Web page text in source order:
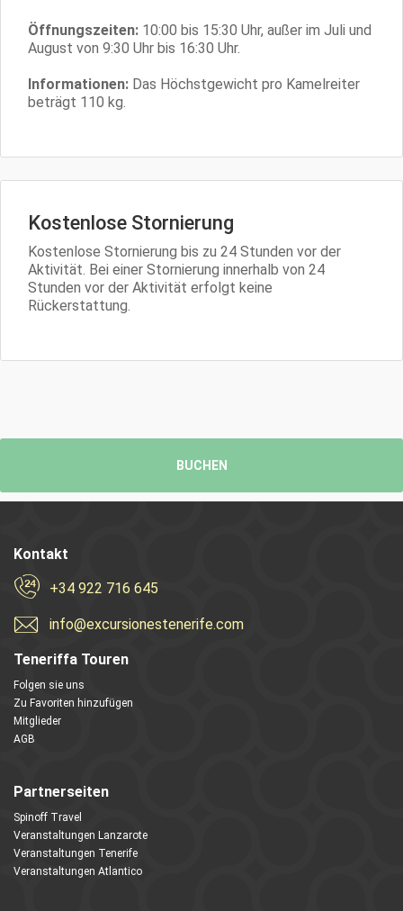
Öffnungszeiten: 10:00 bis 15:30 Uhr, außer im Juli und
August von 9:30 Uhr bis 16:30 Uhr.
Informationen: Das Höchstgewicht pro Kamelreiter
beträgt 110 kg.
Kostenlose Stornierung
Kostenlose Stornierung bis zu 24 Stunden vor der
Aktivität. Bei einer Stornierung innerhalb von 24
Stunden vor der Aktivität erfolgt keine
Rückerstattung.
BUCHEN
Kontakt
+34 922 716 645
info@excursionestenerife.com
Teneriffa Touren
Folgen sie uns
Zu Favoriten hinzufügen
Mitglieder
AGB
Partnerseiten
Spinoff Travel
Veranstaltungen Lanzarote
Veranstaltungen Tenerife
Veranstaltungen Atlantico